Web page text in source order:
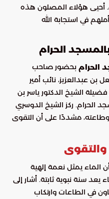
أحيى هؤلاء المصلون هذه
في استجابة الله
الحرام
الحرام بحضور صاحب
عبدالعزيز، نائب أمير
الشيخ الدكتور ياسر بن
الحرام. ركز الشيخ الدوسري
وطاعته، مشددًا على أن التقوى
والتقوى
يمثل نعمة إلهية
سنة نبوية ثابتة. أشار إلى
في الطاعات وارتكاب